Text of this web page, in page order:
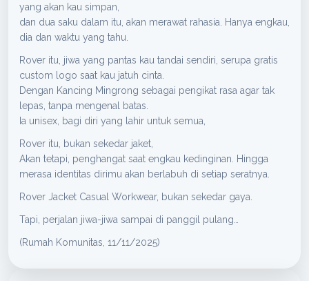
yang akan kau simpan,
dan dua saku dalam itu, akan merawat rahasia. Hanya engkau,
dia dan waktu yang tahu.
Rover itu, jiwa yang pantas kau tandai sendiri, serupa gratis
custom logo saat kau jatuh cinta.
Dengan Kancing Mingrong sebagai pengikat rasa agar tak
lepas, tanpa mengenal batas.
Ia unisex, bagi diri yang lahir untuk semua,
Rover itu, bukan sekedar jaket,
Akan tetapi, penghangat saat engkau kedinginan. Hingga
merasa identitas dirimu akan berlabuh di setiap seratnya.
Rover Jacket Casual Workwear, bukan sekedar gaya.
Tapi, perjalan jiwa-jiwa sampai di panggil pulang…
(Rumah Komunitas, 11/11/2025)